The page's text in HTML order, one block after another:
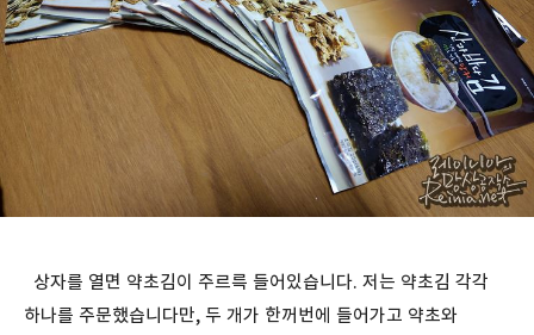
상자를 열면 약초김이 주르륵 들어있습니다. 저는 약초김 각각
하나를 주문했습니다만, 두 개가 한꺼번에 들어가고 약초와